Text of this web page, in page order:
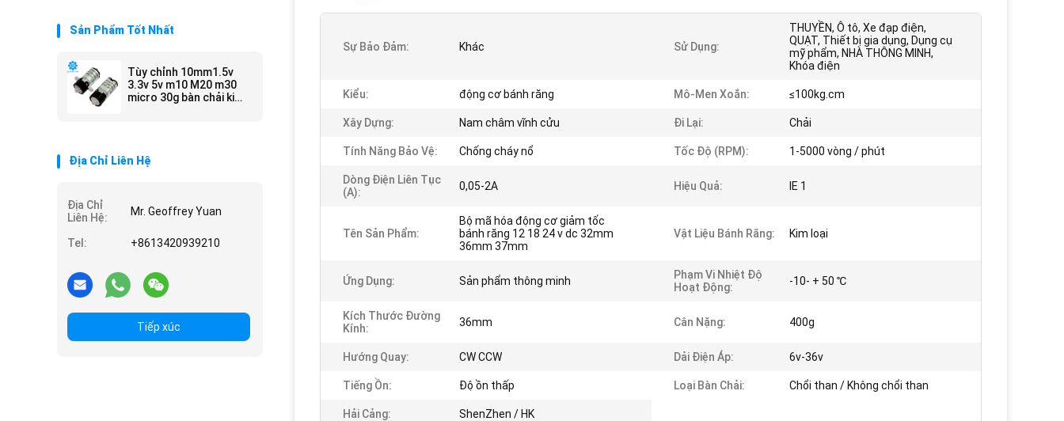
Sản Phẩm Tốt Nhất
Tùy chỉnh 10mm1.5v
3.3v 5v m10 M20 m30
micro 30g bàn chải kim
Địa Chỉ Liên Hệ
Địa Chỉ
Liên Hệ:
Mr. Geoffrey Yuan
Tel: +8613420939210
Tiếp xúc
Sự Bảo Đảm: Khác Sử Dụng:
THUYỀN, Ô tô, Xe đạp điện,
QUẠT, Thiết bị gia dụng, Dụng cụ
mỹ phẩm, NHÀ THÔNG MINH,
Khóa điện
Kiểu: động cơ bánh răng Mô-Men Xoắn: ≤100kg.cm
Xây Dựng: Nam châm vĩnh cửu Đi Lại: Chải
Tính Năng Bảo Vệ: Chống cháy nổ Tốc Độ (RPM): 1-5000 vòng / phút
Dòng Điện Liên Tục
(a):
0,05-2A Hiệu Quả: IE 1
Tên Sản Phẩm:
Bộ mã hóa động cơ giảm tốc
bánh răng 12 18 24 v dc 32mm
36mm 37mm
Vật Liệu Bánh Răng: Kim loại
Ứng Dụng: Sản phẩm thông minh
Phạm Vi Nhiệt Độ
Hoạt Động:
-10- + 50 ℃
Kích Thước Đường
Kính:
36mm Cân Nặng: 400g
Hướng Quay: CW CCW Dải Điện Áp: 6v-36v
Tiếng Ồn: Độ ồn thấp Loại Bàn Chải: Chổi than / Không chổi than
Hải Cảng: ShenZhen / HK